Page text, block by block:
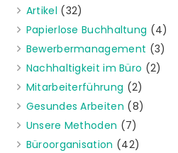
Artikel (32)
Papierlose Buchhaltung (4)
Bewerbermanagement (3)
Nachhaltigkeit im Büro (2)
Mitarbeiterführung (2)
Gesundes Arbeiten (8)
Unsere Methoden (7)
Büroorganisation (42)